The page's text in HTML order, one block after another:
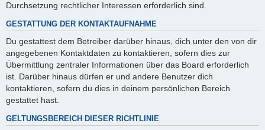
Durchsetzung rechtlicher Interessen erforderlich sind.
GESTATTUNG DER KONTAKTAUFNAHME
Du gestattest dem Betreiber darüber hinaus, dich unter den von dir
angegebenen Kontaktdaten zu kontaktieren, sofern dies zur
Übermittlung zentraler Informationen über das Board erforderlich
ist. Darüber hinaus dürfen er und andere Benutzer dich
kontaktieren, sofern du dies in deinem persönlichen Bereich
gestattet hast.
GELTUNGSBEREICH DIESER RICHTLINIE